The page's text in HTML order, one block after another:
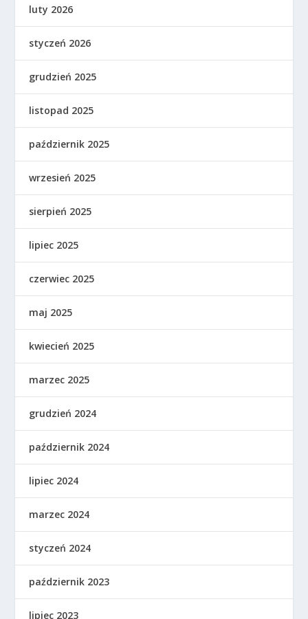
luty 2026
styczeń 2026
grudzień 2025
listopad 2025
październik 2025
wrzesień 2025
sierpień 2025
lipiec 2025
czerwiec 2025
maj 2025
kwiecień 2025
marzec 2025
grudzień 2024
październik 2024
lipiec 2024
marzec 2024
styczeń 2024
październik 2023
lipiec 2023